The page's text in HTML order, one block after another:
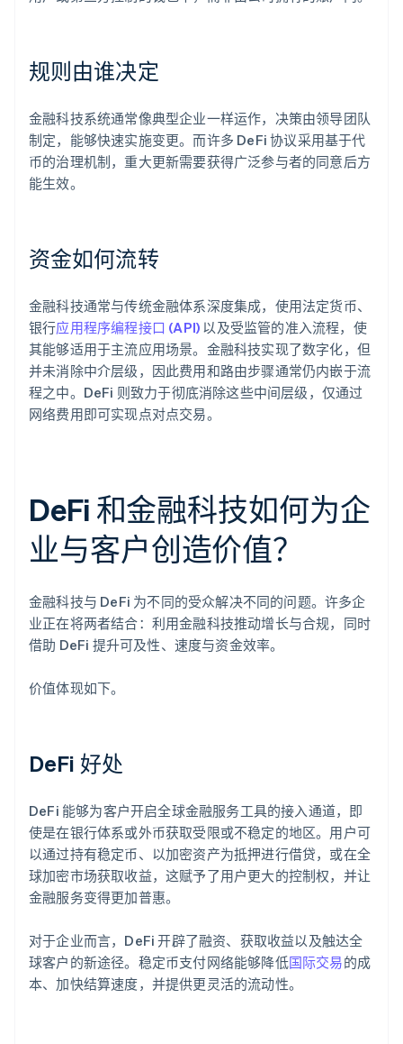
规则由谁决定
金融科技系统通常像典型企业一样运作，决策由领导团队
制定，能够快速实施变更。而许多 DeFi 协议采用基于代
币的治理机制，重大更新需要获得广泛参与者的同意后方
能生效。
资金如何流转
金融科技通常与传统金融体系深度集成，使用法定货币、
银行应用程序编程接口 (API) 以及受监管的准入流程，使
其能够适用于主流应用场景。金融科技实现了数字化，但
并未消除中介层级，因此费用和路由步骤通常仍内嵌于流
程之中。DeFi 则致力于彻底消除这些中间层级，仅通过
网络费用即可实现点对点交易。
DeFi 和金融科技如何为企
业与客户创造价值？
金融科技与 DeFi 为不同的受众解决不同的问题。许多企
业正在将两者结合：利用金融科技推动增长与合规，同时
借助 DeFi 提升可及性、速度与资金效率。
价值体现如下。
DeFi 好处
DeFi 能够为客户开启全球金融服务工具的接入通道，即
使是在银行体系或外币获取受限或不稳定的地区。用户可
以通过持有稳定币、以加密资产为抵押进行借贷，或在全
球加密市场获取收益，这赋予了用户更大的控制权，并让
金融服务变得更加普惠。
对于企业而言，DeFi 开辟了融资、获取收益以及触达全
球客户的新途径。稳定币支付网络能够降低国际交易的成
本、加快结算速度，并提供更灵活的流动性。